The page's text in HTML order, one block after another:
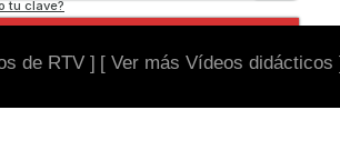
de RTV ] [ Ver más Vídeos didácticos